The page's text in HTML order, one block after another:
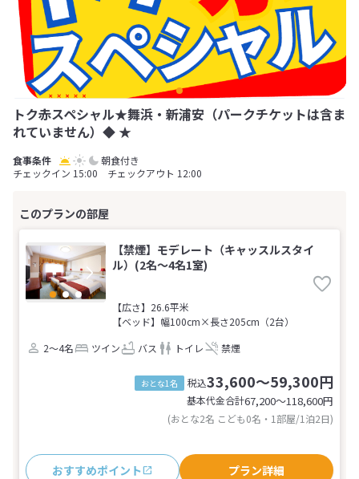
トク赤スペシャル★舞浜・新浦安（パークチケットは含ま
れていません）◆ ★
朝食付き
チェックイン 15:00 チェックアウト 12:00
【禁煙】モデレート（キャッスルスタイ
ル）(2名～4名1室)
【広さ】26.6平米
【ベッド】幅100cm×長さ205cm（2台）
2～4名
ツイン バス トイレ 禁煙
おとな1名 税込33,600～59,300円
基本代金合計67,200〜118,600円
(おとな2名 こども0名・1部屋/1泊2日)
おすすめポイント プラン詳細